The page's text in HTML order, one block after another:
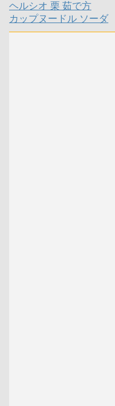
ヘルシオ 栗 茹で方
カップヌードル ソーダ